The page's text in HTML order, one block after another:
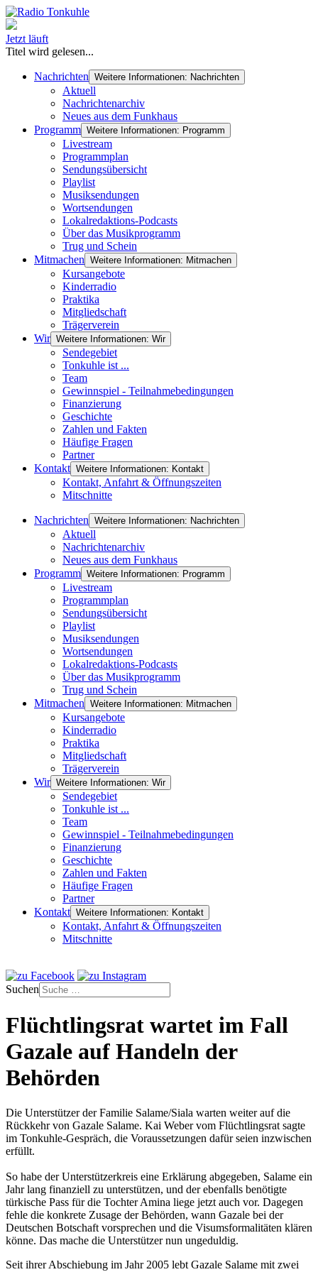
Jetzt läuft
Titel wird gelesen...
Nachrichten Weitere Informationen: Nachrichten
Aktuell
Nachrichtenarchiv
Neues aus dem Funkhaus
Programm Weitere Informationen: Programm
Livestream
Programmplan
Sendungsübersicht
Playlist
Musiksendungen
Wortsendungen
Lokalredaktions-Podcasts
Über das Musikprogramm
Trug und Schein
Mitmachen Weitere Informationen: Mitmachen
Kursangebote
Kinderradio
Praktika
Mitgliedschaft
Trägerverein
Wir Weitere Informationen: Wir
Sendegebiet
Tonkuhle ist ...
Team
Gewinnspiel - Teilnahmebedingungen
Finanzierung
Geschichte
Zahlen und Fakten
Häufige Fragen
Partner
Kontakt Weitere Informationen: Kontakt
Kontakt, Anfahrt & Öffnungszeiten
Mitschnitte
Nachrichten Weitere Informationen: Nachrichten
Aktuell
Nachrichtenarchiv
Neues aus dem Funkhaus
Programm Weitere Informationen: Programm
Livestream
Programmplan
Sendungsübersicht
Playlist
Musiksendungen
Wortsendungen
Lokalredaktions-Podcasts
Über das Musikprogramm
Trug und Schein
Mitmachen Weitere Informationen: Mitmachen
Kursangebote
Kinderradio
Praktika
Mitgliedschaft
Trägerverein
Wir Weitere Informationen: Wir
Sendegebiet
Tonkuhle ist ...
Team
Gewinnspiel - Teilnahmebedingungen
Finanzierung
Geschichte
Zahlen und Fakten
Häufige Fragen
Partner
Kontakt Weitere Informationen: Kontakt
Kontakt, Anfahrt & Öffnungszeiten
Mitschnitte
Suchen
Flüchtlingsrat wartet im Fall
Gazale auf Handeln der
Behörden
Die Unterstützer der Familie Salame/Siala warten weiter auf die
Rückkehr von Gazale Salame. Kai Weber vom Flüchtlingsrat sagte
im Tonkuhle-Gespräch, die Voraussetzungen dafür seien inzwischen
erfüllt.
So habe der Unterstützerkreis eine Erklärung abgegeben, Salame ein
Jahr lang finanziell zu unterstützen, und der ebenfalls benötigte
türkische Pass für die Tochter Amina liege jetzt auch vor. Dagegen
fehle die konkrete Zusage der Behörden, wann Gazale bei der
Deutschen Botschaft vorsprechen und die Visumsformalitäten klären
könne. Das mache die Unterstützer nun ungeduldig.
Seit ihrer Abschiebung im Jahr 2005 lebt Gazale Salame mit zwei